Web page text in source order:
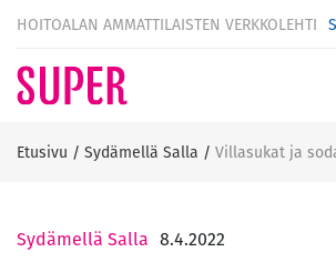
HOITOALAN AMMATTILAISTEN VERKKOLEHTI
Etusivu / Sydämellä Salla / Villasukat ja
Sydämellä Salla 8.4.2022